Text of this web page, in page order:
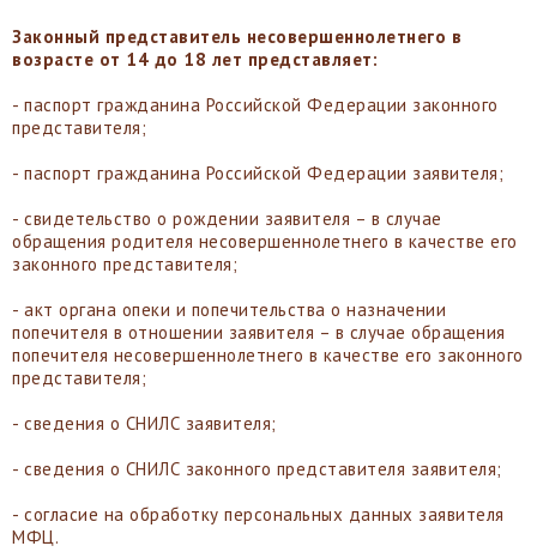
Законный представитель несовершеннолетнего в
возрасте от 14 до 18 лет представляет:
- паспорт гражданина Российской Федерации законного
представителя;
- паспорт гражданина Российской Федерации заявителя;
- свидетельство о рождении заявителя – в случае
обращения родителя несовершеннолетнего в качестве его
законного представителя;
- акт органа опеки и попечительства о назначении
попечителя в отношении заявителя – в случае обращения
попечителя несовершеннолетнего в качестве его законного
представителя;
- сведения о СНИЛС заявителя;
- сведения о СНИЛС законного представителя заявителя;
- согласие на обработку персональных данных заявителя
МФЦ.